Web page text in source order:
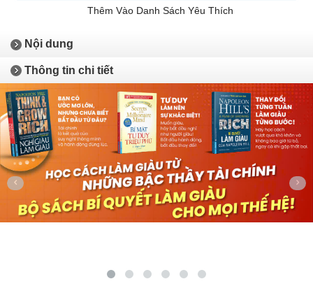
Thêm Vào Danh Sách Yêu Thích
Nội dung
Thông tin chi tiết